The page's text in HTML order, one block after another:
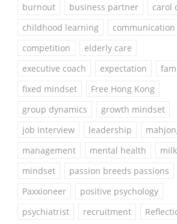
burnout
business partner
carol
childhood learning
communication
competition
elderly care
executive coach
expectation
fixed mindset
Free Hong Kong
group dynamics
growth mindset
job interview
leadership
management
mental health
mindset
passion breeds passions
Paxxioneer
positive psychology
psychiatrist
recruitment